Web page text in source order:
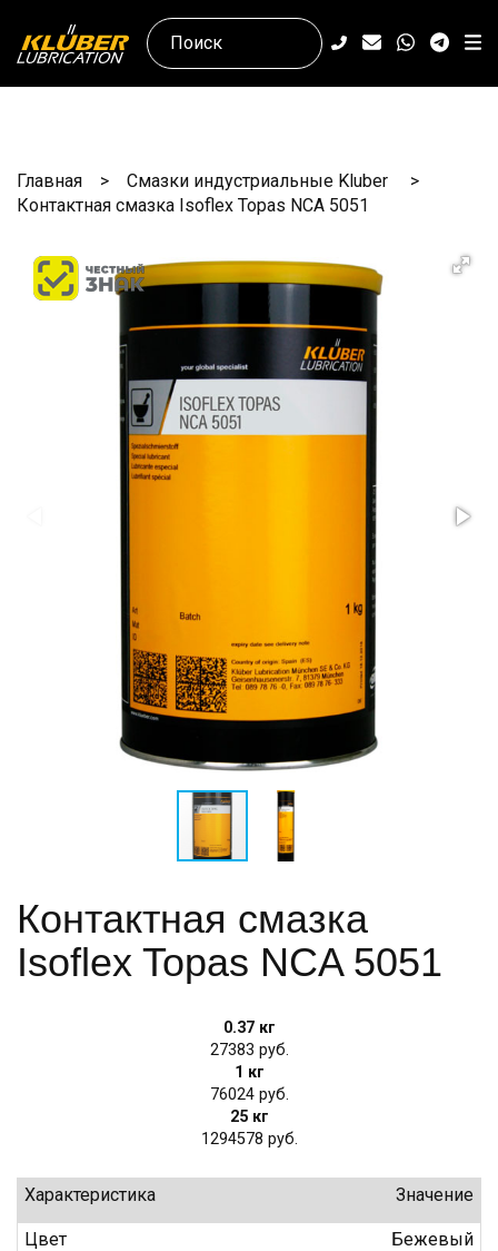
Главная
Смазки индустриальные Kluber
Контактная смазка Isoflex Topas NCA 5051
Контактная смазка
Isoflex Topas NCA 5051
0.37 кг
27383
1 кг
76024
25 кг
1294578
Характеристика Значение
Цвет Бежевый